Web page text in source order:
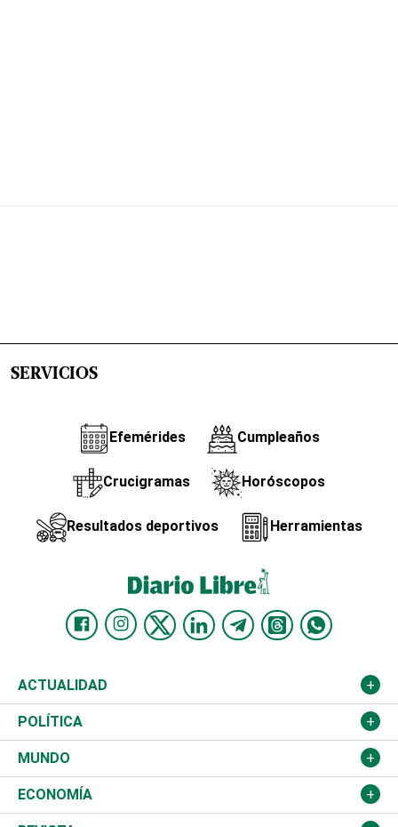
SERVICIOS
Efemérides Cumpleaños
Crucigramas Horóscopos
Resultados deportivos Herramientas
ACTUALIDAD
Nacional
Ciudad
Educación
POLÍTICA
Partidos
JCE
MUNDO
Estados Unidos
ECONOMÍA